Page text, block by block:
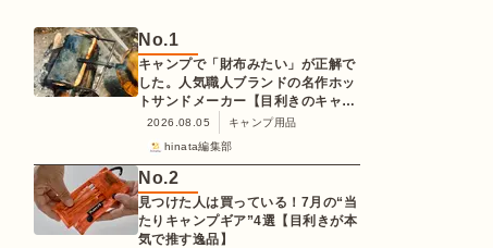
No.1
キャンプで「財布みたい」が正解で
した。人気職人ブランドの名作ホッ
トサンドメーカー【目利きのキャン
プギア】
2026.08.05
キャンプ用品
hinata編集部
No.2
見つけた人は買っている！7月の“当
たりキャンプギア”4選【目利きが本
気で推す逸品】